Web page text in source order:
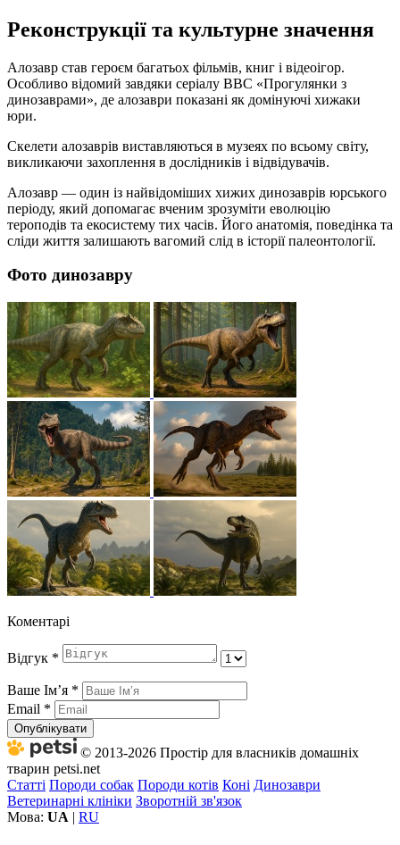
Реконструкції та культурне значення
Алозавр став героєм багатьох фільмів, книг і відеоігор.
Особливо відомий завдяки серіалу BBC «Прогулянки з
динозаврами», де алозаври показані як домінуючі хижаки
юри.
Скелети алозаврів виставляються в музеях по всьому світу,
викликаючи захоплення в дослідників і відвідувачів.
Алозавр — один із найвідоміших хижих динозаврів юрського
періоду, який допомагає вченим зрозуміти еволюцію
тероподів та екосистему тих часів. Його анатомія, поведінка та
сліди життя залишають вагомий слід в історії палеонтології.
Фото динозавру
Коментарі
Відгук *
Ваше Імʼя *
Email *
Опублікувати
© 2013-2026 Простір для власників домашніх
тварин petsi.net
Статті Породи собак Породи котів Коні Динозаври
Ветеринарні клініки Зворотній зв'язок
Мова: UA | RU